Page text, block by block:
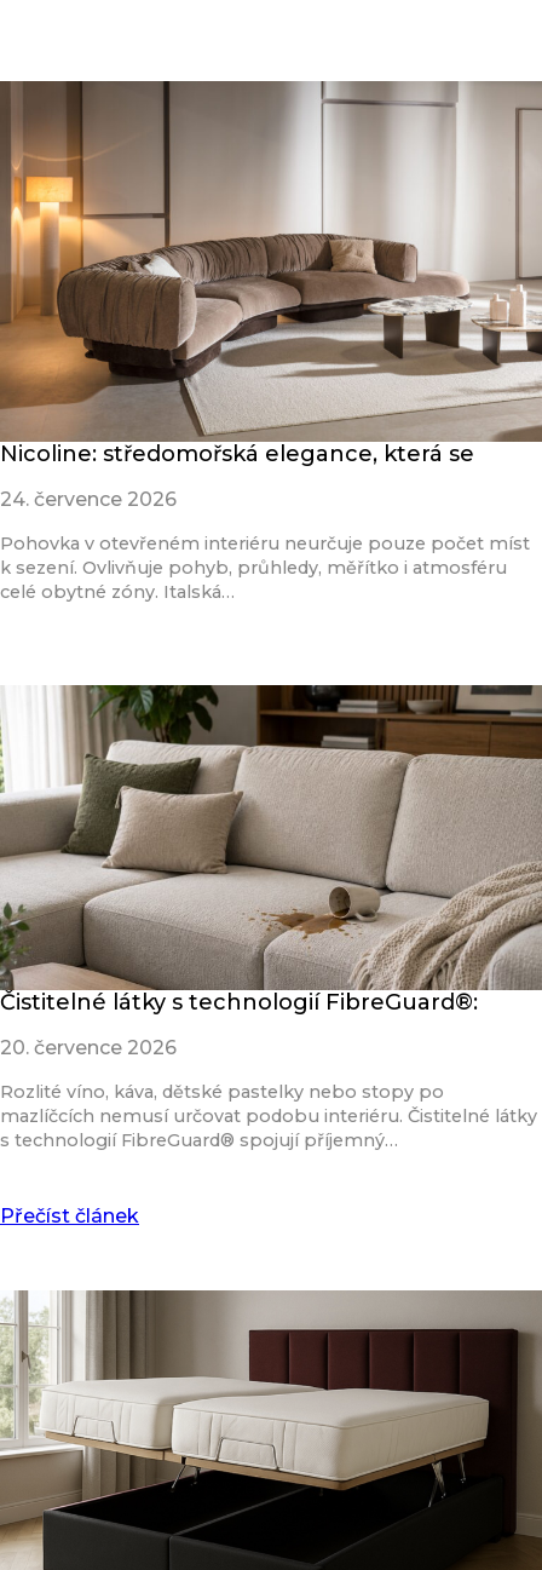
Nicoline: středomořská elegance, která se
24. července 2026
Pohovka v otevřeném interiéru neurčuje pouze počet míst
k sezení. Ovlivňuje pohyb, průhledy, měřítko i atmosféru
celé obytné zóny. Italská…
Čistitelné látky s technologií FibreGuard®:
20. července 2026
Rozlité víno, káva, dětské pastelky nebo stopy po
mazlíčcích nemusí určovat podobu interiéru. Čistitelné látky
s technologií FibreGuard® spojují příjemný…
Přečíst článek